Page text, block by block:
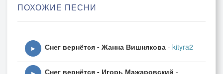
ПОХОЖИЕ ПЕСНИ
▶ Снег вернётся - Жанна Вишнякова - kityra2
Снег вернётся - Игорь Мажаровский -